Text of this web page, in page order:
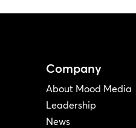
Company
About Mood Media
Leadership
News